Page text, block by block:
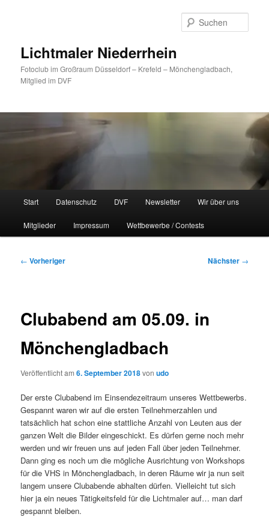
Lichtmaler Niederrhein
Fotoclub im Großraum Düsseldorf – Krefeld – Mönchengladbach,
Mitglied im DVF
Start Datenschutz DVF Newsletter Wir über uns
Mitglieder Impressum Wettbewerbe / Contests
Beitragsnavigation
← Vorheriger Nächster →
Clubabend am 05.09. in
Mönchengladbach
Veröffentlicht am6. September 2018vonudo
Der erste Clubabend im Einsendezeitraum unseres Wettbewerbs.
Gespannt waren wir auf die ersten Teilnehmerzahlen und
tatsächlich hat schon eine stattliche Anzahl von Leuten aus der
ganzen Welt die Bilder eingeschickt. Es dürfen gerne noch mehr
werden und wir freuen uns auf jeden Fall über jeden Teilnehmer.
Dann ging es noch um die mögliche Ausrichtung von Workshops
für die VHS in Mönchengladbach, in deren Räume wir ja nun seit
langem unsere Clubabende abhalten dürfen. Vielleicht tut sich
hier ja ein neues Tätigkeitsfeld für die Lichtmaler auf… man darf
gespannt bleiben.